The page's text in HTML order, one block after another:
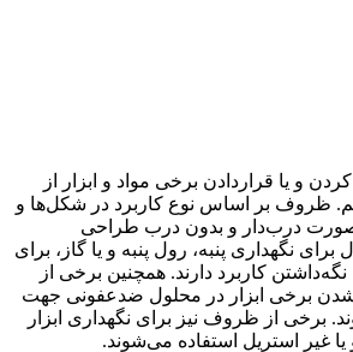
و یا قراردادن برخی مواد و ابزار از
ظروف بر اساس نوع کاربرد در شکل‌ها و
درب‌دار و بدون‌ درب طراحی
نگهداری پنبه، رول پنبه و یا گاز، برای
کاربرد دارند. همچنین برخی از
برخی ابزار در محلول ضدعفونی جهت
برخی از ظروف نیز برای نگهداری ابزار
غیر استریل استفاده می‌شوند.